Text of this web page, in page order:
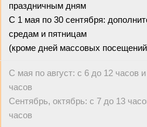
праздничным дням
С 1 мая по 30 сентября:
средам и пятницам
(кроме дней массовых
С мая по август: с 6 до 12 часов
часов
Сентябрь, октябрь: с 7 до 13
часов